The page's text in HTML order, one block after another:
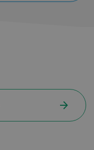
arrow_forward